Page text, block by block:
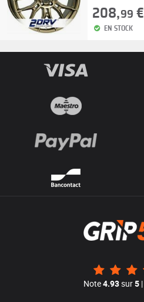
208,99 €
EN STOCK
Note4.93sur5 |